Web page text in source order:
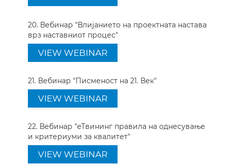
20. Вебинар "Влијанието на проектната настава
врз наставниот процес"
VIEW WEBINAR
21. Вебинар "Писменост на 21. Век"
VIEW WEBINAR
22. Вебинар "еТвининг правила на однесување
и критериуми за квалитет"
VIEW WEBINAR